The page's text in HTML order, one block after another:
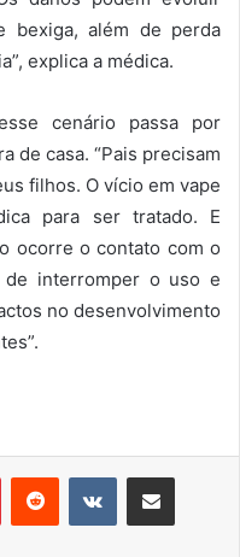
bexiga, além de perda
explica a médica.
cenário passa por
de casa. “Pais precisam
filhos. O vício em vape
para ser tratado. E
ocorre o contato com o
de interromper o uso e
no desenvolvimento
PinterestReddit VK Compartilhar via e-mail